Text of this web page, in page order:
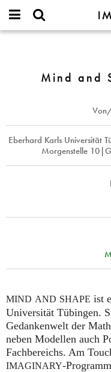
IMAGINARY
open
username
Neues
Neues
ShapeMind and
Eberhard Karls Universität
Morgenstelle
MIND AND SHAPE ist
Universität Tübingen.
Gedankenwelt der
neben Modellen auch
Fachbereichs. Am
IMAGINARY-